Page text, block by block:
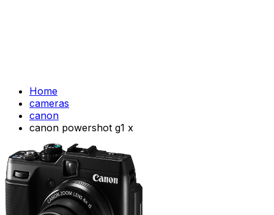
Home
cameras
canon
canon powershot g1 x